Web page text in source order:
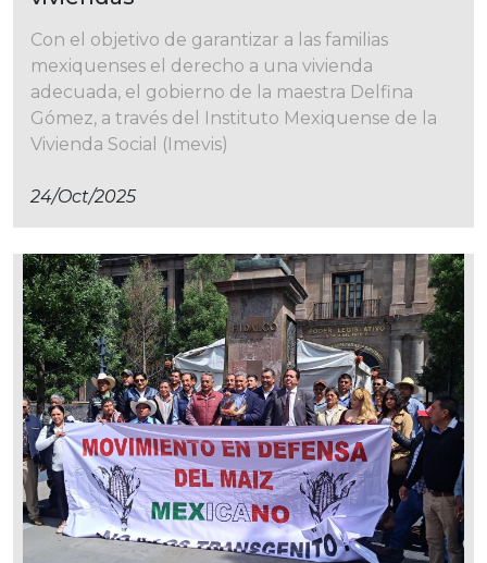
Con el objetivo de garantizar a las familias
mexiquenses el derecho a una vivienda
adecuada, el gobierno de la maestra Delfina
Gómez, a través del Instituto Mexiquense de la
Vivienda Social (Imevis)
24/oct/2025